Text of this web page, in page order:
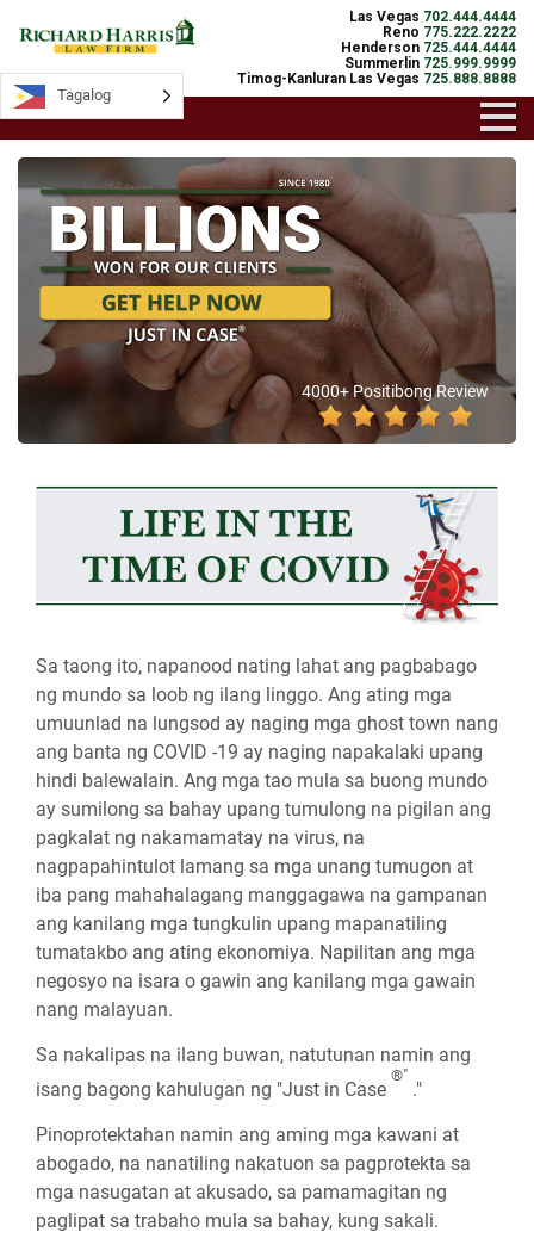
Las Vegas 702.444.4444
Reno 775.222.2222
Henderson 725.444.4444
Summerlin 725.999.9999
Timog-Kanluran Las Vegas 725.888.8888
4000+ Positibong Review
Sa taong ito, napanood nating lahat ang pagbabago
ng mundo sa loob ng ilang linggo. Ang ating mga
umuunlad na lungsod ay naging mga ghost town nang
ang banta ng COVID -19 ay naging napakalaki upang
hindi balewalain. Ang mga tao mula sa buong mundo
ay sumilong sa bahay upang tumulong na pigilan ang
pagkalat ng nakamamatay na virus, na
nagpapahintulot lamang sa mga unang tumugon at
iba pang mahahalagang manggagawa na gampanan
ang kanilang mga tungkulin upang mapanatiling
tumatakbo ang ating ekonomiya. Napilitan ang mga
negosyo na isara o gawin ang kanilang mga gawain
nang malayuan.
Sa nakalipas na ilang buwan, natutunan namin ang
isang bagong kahulugan ng "Just in Case
®"
."
Pinoprotektahan namin ang aming mga kawani at
abogado, na nanatiling nakatuon sa pagprotekta sa
mga nasugatan at akusado, sa pamamagitan ng
paglipat sa trabaho mula sa bahay, kung sakali.
Tagalog